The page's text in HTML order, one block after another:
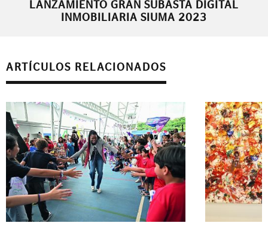
LANZAMIENTO GRAN SUBASTA DIGITAL
INMOBILIARIA SIUMA 2023
ARTÍCULOS RELACIONADOS